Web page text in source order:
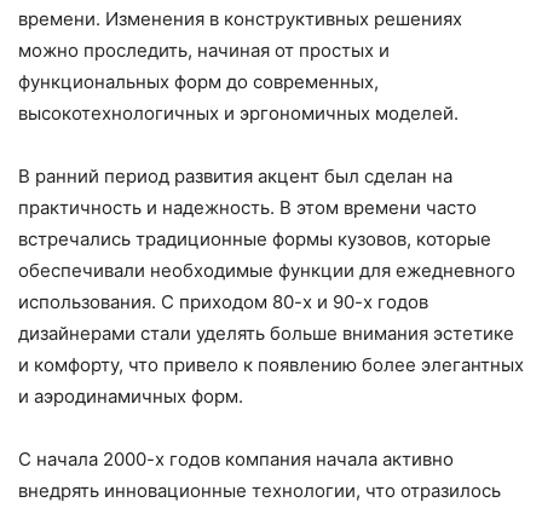
времени. Изменения в конструктивных решениях
можно проследить, начиная от простых и
функциональных форм до современных,
высокотехнологичных и эргономичных моделей.
В ранний период развития акцент был сделан на
практичность и надежность. В этом времени часто
встречались традиционные формы кузовов, которые
обеспечивали необходимые функции для ежедневного
использования. С приходом 80-х и 90-х годов
дизайнерами стали уделять больше внимания эстетике
и комфорту, что привело к появлению более элегантных
и аэродинамичных форм.
С начала 2000-х годов компания начала активно
внедрять инновационные технологии, что отразилось